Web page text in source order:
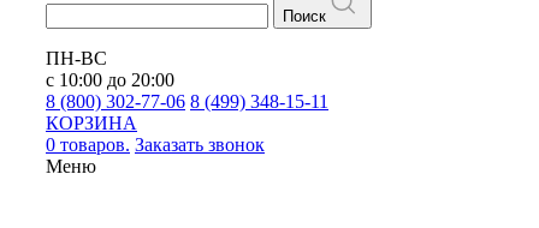
Поиск
ПН-ВС
с 10:00 до 20:00
8 (800) 302-77-06 8 (499) 348-15-11
КОРЗИНА
0 товаров. Заказать звонок
Меню